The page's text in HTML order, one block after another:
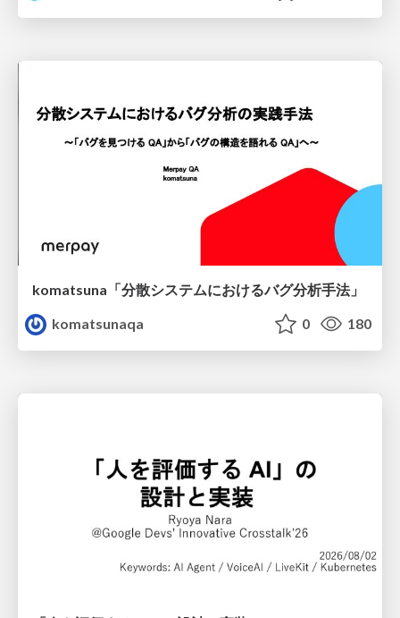
komatsuna「分散システムにおけるバグ分析手法」
komatsunaqa
0 180